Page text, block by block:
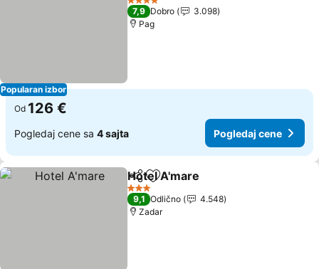
Popularan izbor
4 Zvezdice
7,9 Dobro
3.098
Pag
Od 126 €
Pogledaj cene sa 4 sajta Pogledaj cene
Deli Dodati u favorite
Hotel A'mare
3 Zvezdice
9,1 Odlično
4.548
Zadar